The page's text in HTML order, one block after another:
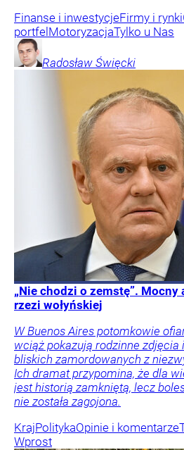
Finanse i inwestycjeFirmy i rynki
portfel MotoryzacjaTylko u Nas
Radosław Święcki
„Nie chodzi o zemstę”.
rzezi wołyńskiej
W Buenos Aires potomkowie
wciąż pokazują rodzinne zdjęcia
bliskich zamordowanych z
Ich dramat przypomina, że dla
jest historią zamkniętą, lecz
nie została zagojona.
KrajPolitykaOpinie i komentarze
Wprost